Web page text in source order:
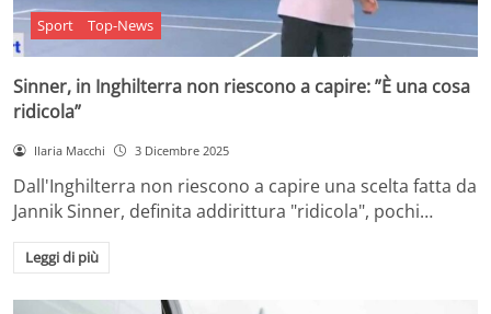
Sport Top-News
Sinner, in Inghilterra non riescono a capire: ”È una cosa
ridicola”
Ilaria Macchi 3 Dicembre 2025
Dall'Inghilterra non riescono a capire una scelta fatta da
Jannik Sinner, definita addirittura "ridicola", pochi…
Leggi di più